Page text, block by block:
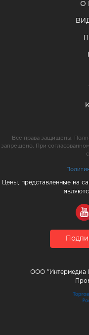
О
Все права защищены.
запрещено. При
Цены, представленные на
ООО "Интермедиа